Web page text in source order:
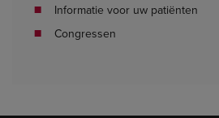
Informatie voor uw patiënten
Congressen